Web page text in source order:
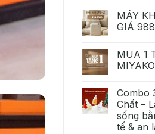
MÁY
GIÁ
MUA 1
Combo
Chất –
sống
tế & an